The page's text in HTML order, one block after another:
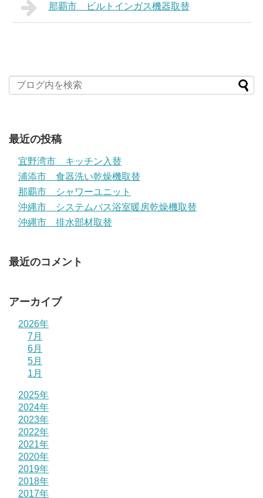
那覇市 ビルトインガス機器取替
最近の投稿
宜野湾市 キッチン入替
浦添市 食器洗い乾燥機取替
那覇市 シャワーユニット
沖縄市 システムバス浴室暖房乾燥機取替
沖縄市 排水部材取替
最近のコメント
アーカイブ
2026年
7月
6月
5月
1月
2025年
2024年
2023年
2022年
2021年
2020年
2019年
2018年
2017年